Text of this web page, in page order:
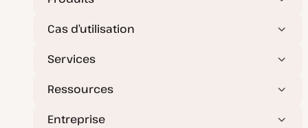
Cas d’utilisation
Services
Ressources
Entreprise